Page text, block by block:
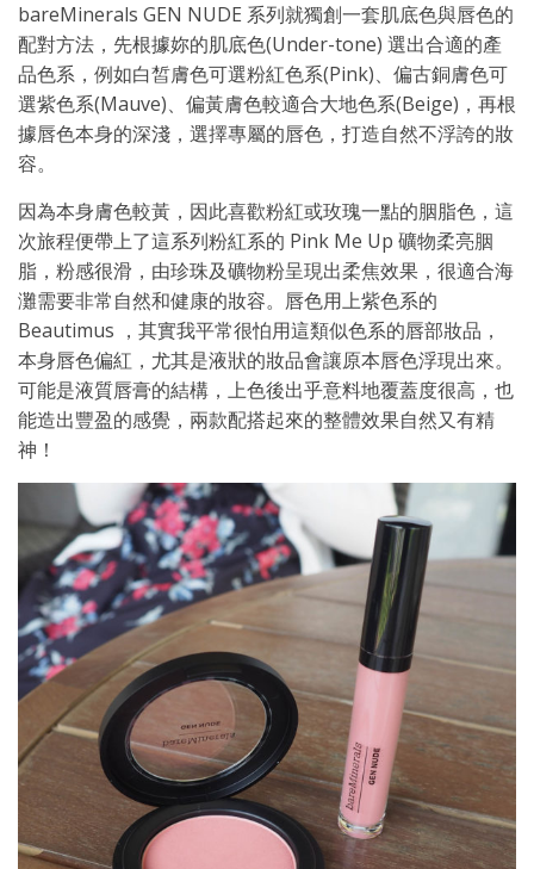
bareMinerals GEN NUDE 系列就獨創一套肌底色與唇色的
配對方法，先根據妳的肌底色(Under-tone) 選出合適的產
品色系，例如白皙膚色可選粉紅色系(Pink)、偏古銅膚色可
選紫色系(Mauve)、偏黃膚色較適合大地色系(Beige)，再根
據唇色本身的深淺，選擇專屬的唇色，打造自然不浮誇的妝
容。
因為本身膚色較黃，因此喜歡粉紅或玫瑰一點的胭脂色，這
次旅程便帶上了這系列粉紅系的 Pink Me Up 礦物柔亮胭
脂，粉感很滑，由珍珠及礦物粉呈現出柔焦效果，很適合海
灘需要非常自然和健康的妝容。唇色用上紫色系的
Beautimus ，其實我平常很怕用這類似色系的唇部妝品，
本身唇色偏紅，尤其是液狀的妝品會讓原本唇色浮現出來。
可能是液質唇膏的結構，上色後出乎意料地覆蓋度很高，也
能造出豐盈的感覺，兩款配搭起來的整體效果自然又有精
神！